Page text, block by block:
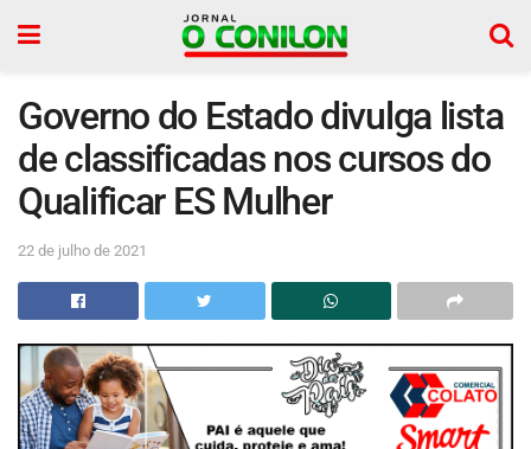
Governo do Estado divulga lista
de classificadas nos cursos do
Qualificar ES Mulher
22 de julho de 2021